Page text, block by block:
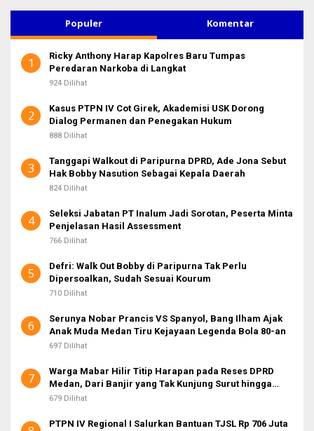
i
n
u
k
Populer Komentar
1
Ricky Anthony Harap Kapolres Baru Tumpas
Peredaran Narkoba di Langkat
924 Dilihat
2
Kasus PTPN IV Cot Girek, Akademisi USK Dorong
Dialog Permanen dan Penegakan Hukum
888 Dilihat
3
Tanggapi Walkout di Paripurna DPRD, Ade Jona Sebut
Hak Bobby Nasution Sebagai Kepala Daerah
824 Dilihat
4
Seleksi Jabatan PT Inalum Jadi Sorotan, Peserta Minta
Penjelasan Hasil Assessment
766 Dilihat
5
Defri: Walk Out Bobby di Paripurna Tak Perlu
Dipersoalkan, Sudah Sesuai Kourum
710 Dilihat
6
Serunya Nobar Prancis VS Spanyol, Bang Ilham Ajak
Anak Muda Medan Tiru Kejayaan Legenda Bola 80-an
697 Dilihat
7
Warga Mabar Hilir Titip Harapan pada Reses DPRD
Medan, Dari Banjir yang Tak Kunjung Surut hingga
Layanan IKD
679 Dilihat
PTPN IV Regional I Salurkan Bantuan TJSL Rp 706 Juta